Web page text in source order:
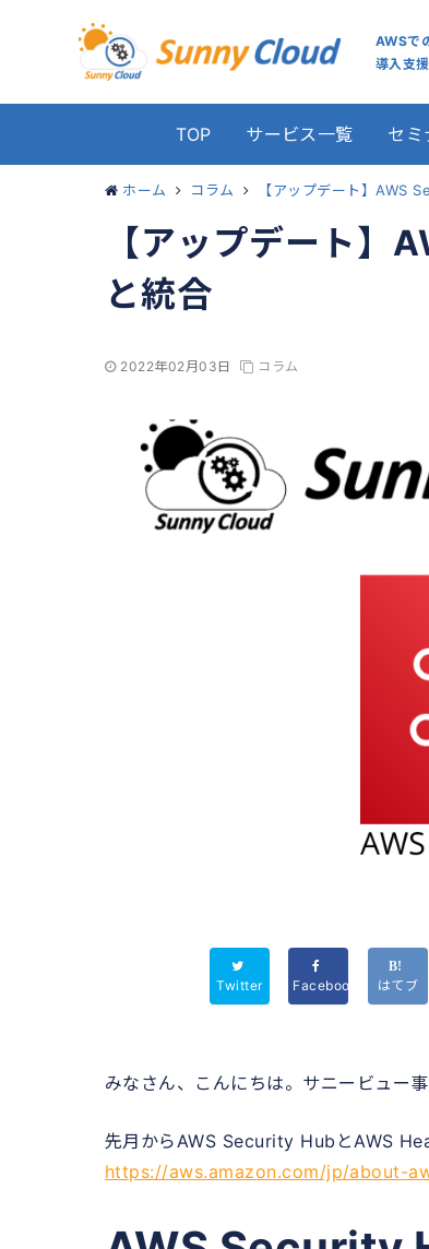
AWSで
導入支
TOP サービス一覧 セミ
ホーム コラム 【アップデート】AWS
【アップデート
と統合
2022年02月03日 コラム
Twitter Facebook はてブ
みなさん、こんにちは。サニービュー事
先月からAWS Security HubとAWS
https://aws.amazon.com/jp/about-